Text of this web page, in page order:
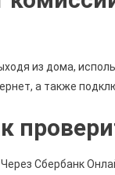
из дома,
а также